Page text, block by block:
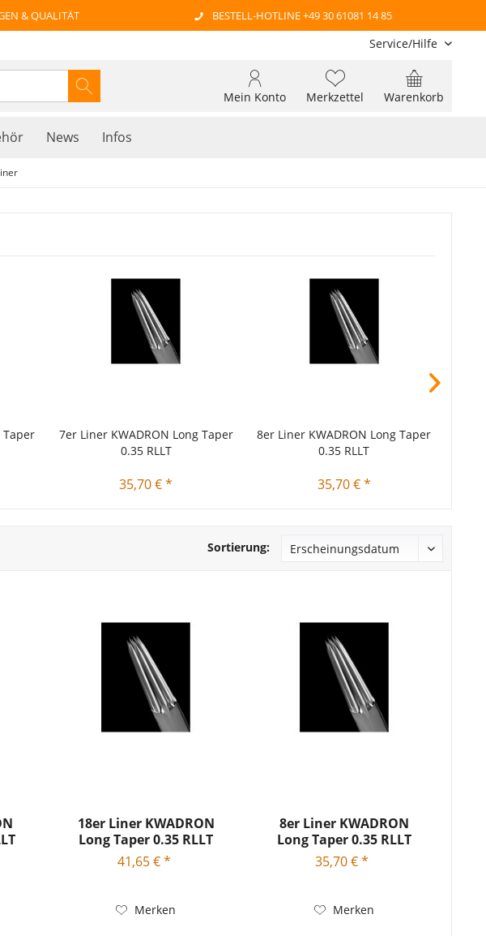
& QUALITÄT BESTELL-HOTLINE +49 30 61081 14 85
Service/Hilfe
Warenkorb
Merkzettel
Mein Konto
News Infos
Taper
7er Liner KWADRON Long Taper
0.35 RLLT
35,70 € *
8er Liner KWADRON Long Taper
0.35 RLLT
35,70 € *
Sortierung:
18er Liner KWADRON
Long Taper 0.35 RLLT
41,65 € *
Merken
8er Liner KWADRON
Long Taper 0.35 RLLT
35,70 € *
Merken